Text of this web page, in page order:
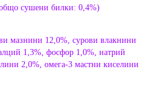
сушени билки: 0,4%)
мазнини 12,0%, сурови влакнини
1,3%, фосфор 1,0%, натрий
2,0%, омега-3 мастни киселини